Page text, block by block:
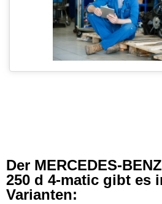
Der MERCEDES-
250 d 4-matic gibt es
Varianten: